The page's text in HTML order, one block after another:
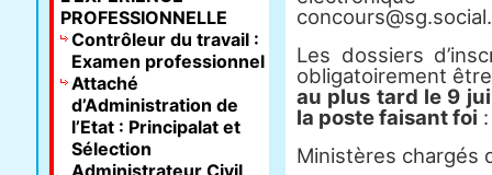
Les dossiers
obligatoirement
au plus tard le 9
la poste faisant foi :
Ministères chargés
PROFESSIONNELLE
Contrôleur du travail :
Examen professionnel
Attaché
d’Administration de
l’Etat : Principalat et
Sélection
Administrateur Civil